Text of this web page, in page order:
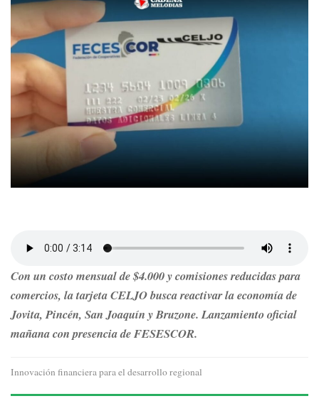
Con un costo mensual de $4.000 y comisiones reducidas para
comercios, la tarjeta CELJO busca reactivar la economía de
Jovita, Pincén, San Joaquín y Bruzone. Lanzamiento oficial
mañana con presencia de FESESCOR.
Innovación financiera para el desarrollo regional